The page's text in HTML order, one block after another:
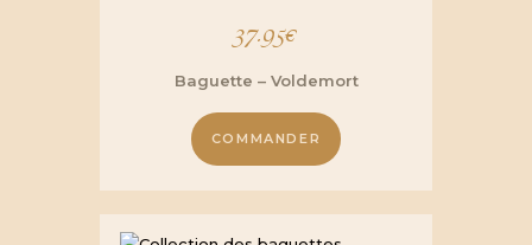
37.95€
Baguette – Voldemort
COMMANDER